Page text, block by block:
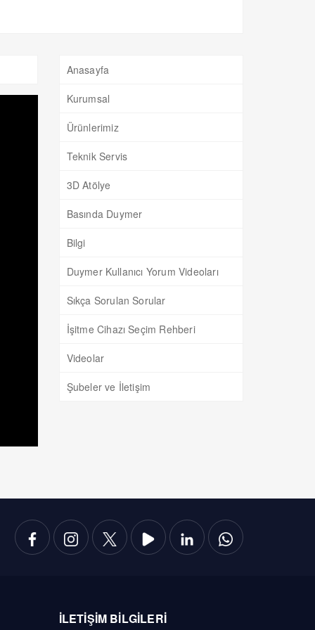
Anasayfa
Kurumsal
Ürünlerimiz
Teknik Servis
3D Atölye
Basında Duymer
Bilgi
Duymer Kullanıcı Yorum Videoları
Sıkça Sorulan Sorular
İşitme Cihazı Seçim Rehberi
Videolar
Şubeler ve İletişim
İLETİŞİM BİLGİLERİ